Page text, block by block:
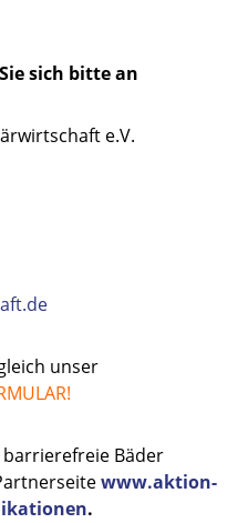
sich bitte an
e.V.
unser
!
Bäder
www.aktion-
.